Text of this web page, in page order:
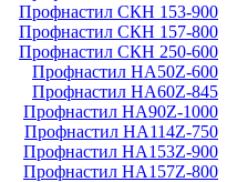
Профнастил СКН 153-900
Профнастил СКН 157-800
Профнастил СКН 250-600
Профнастил НА50Z-600
Профнастил НА60Z-845
Профнастил НА90Z-1000
Профнастил НА114Z-750
Профнастил НА153Z-900
Профнастил НА157Z-800